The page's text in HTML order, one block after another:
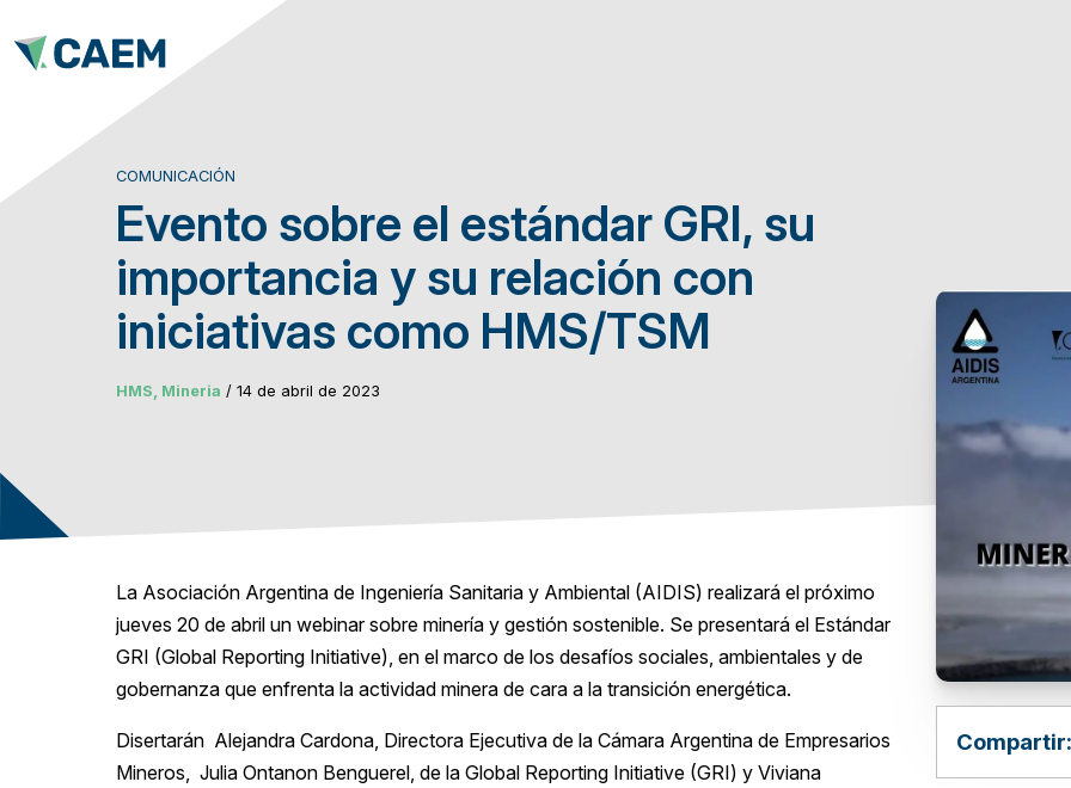
COMUNICACIÓN
Evento sobre el estándar GRI, su
importancia y su relación con
iniciativas como HMS/TSM
HMS, Mineria / 14 de abril de 2023
La Asociación Argentina de Ingeniería Sanitaria y Ambiental (AIDIS) realizará el próximo
jueves 20 de abril un webinar sobre minería y gestión sostenible. Se presentará el Estándar
GRI (Global Reporting Initiative), en el marco de los desafíos sociales, ambientales y de
gobernanza que enfrenta la actividad minera de cara a la transición energética.
Disertarán Alejandra Cardona, Directora Ejecutiva de la Cámara Argentina de Empresarios
Mineros, Julia Ontanon Benguerel, de la Global Reporting Initiative (GRI) y Viviana
Compartir: